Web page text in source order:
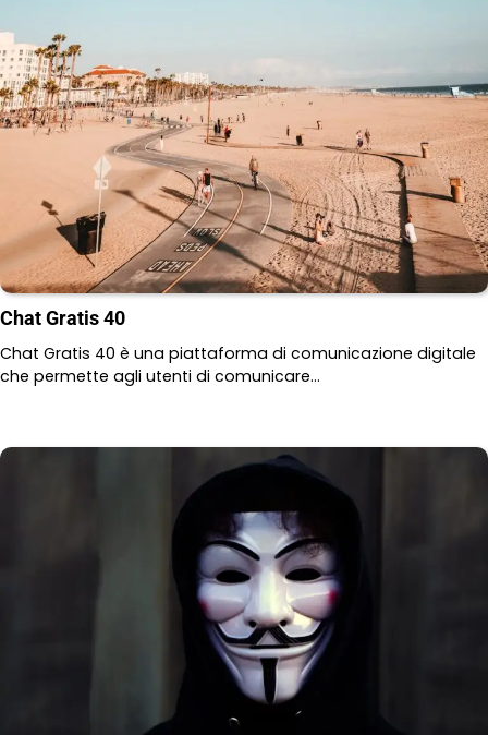
Chat Gratis 40
Chat Gratis 40 è una piattaforma di comunicazione digitale
che permette agli utenti di comunicare…